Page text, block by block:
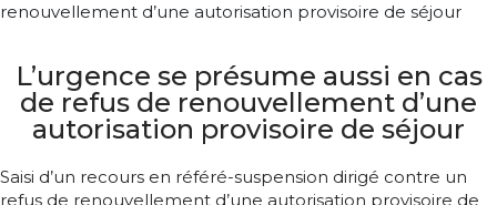
renouvellement d’une autorisation provisoire de séjour
L’urgence se présume aussi en cas
de refus de renouvellement d’une
autorisation provisoire de séjour
Saisi d’un recours en référé-suspension dirigé contre un
refus de renouvellement d’une autorisation provisoire de